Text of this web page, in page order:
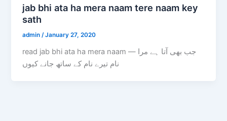
jab bhi ata ha mera naam tere naam key
sath
admin/January 27, 2020
read jab bhi ata ha mera naam — جب بھی آتا ہے مرا
نام تیرے نام کے ساتھ جانے کیوں